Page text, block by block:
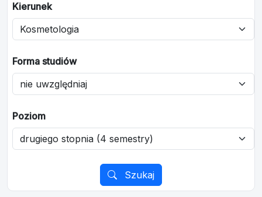
Kierunek
Forma studiów
Poziom
Szukaj